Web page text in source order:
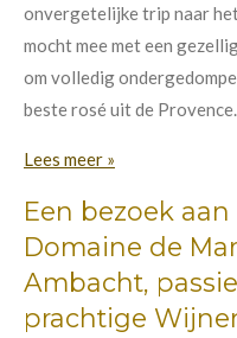
onvergetelijke trip naar het
mocht mee met een
om volledig
beste rosé uit de Provence.
Lees meer »
Een bezoek aan
Domaine de
Ambacht,
prachtige